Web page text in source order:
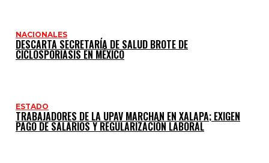
NACIONALES
DESCARTA SECRETARÍA DE SALUD BROTE DE
CICLOSPORIASIS EN MÉXICO
ESTADO
TRABAJADORES DE LA UPAV MARCHAN EN XALAPA; EXIGEN
PAGO DE SALARIOS Y REGULARIZACIÓN LABORAL